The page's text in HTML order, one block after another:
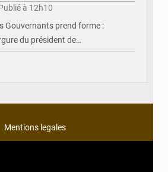
à 12h10
Gouvernants prend forme :
du président de…
Mentions legales